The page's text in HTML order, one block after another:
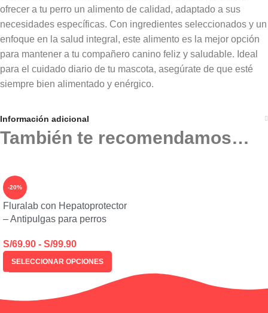
ofrecer a tu perro un alimento de calidad, adaptado a sus
necesidades específicas. Con ingredientes seleccionados y un
enfoque en la salud integral, este alimento es la mejor opción
para mantener a tu compañero canino feliz y saludable. Ideal
para el cuidado diario de tu mascota, asegúrate de que esté
siempre bien alimentado y enérgico.
Información adicional
También te recomendamos…
-20%
Fluralab con Hepatoprotector
– Antipulgas para perros
S/69.90 - S/99.90
SELECCIONAR OPCIONES